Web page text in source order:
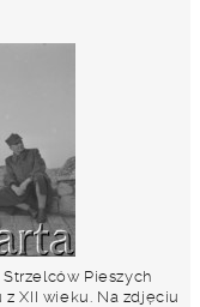
Strzelców Pieszych
XII wieku. Na zdjęciu